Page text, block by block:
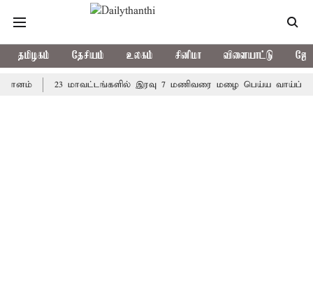
தமிழகம் தேசியம் உலகம் சினிமா விளையாட்டு
23 மாவட்டங்களில் இரவு 7 மணிவரை மழை பெய்ய வாய்ப்பு